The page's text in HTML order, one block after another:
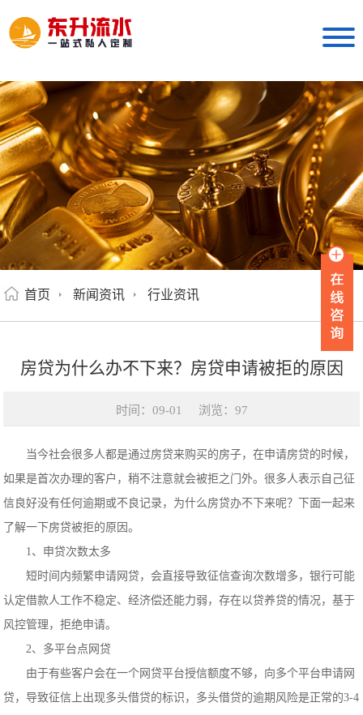
首页 新闻资讯 行业资讯
房贷为什么办不下来？房贷申请被拒的原因
时间：09-01 浏览：97
当今社会很多人都是通过房贷来购买的房子，在申请房贷的时候，
如果是首次办理的客户，稍不注意就会被拒之门外。很多人表示自己征
信良好没有任何逾期或不良记录，为什么房贷办不下来呢？下面一起来
了解一下房贷被拒的原因。
1、申贷次数太多
短时间内频繁申请网贷，会直接导致征信查询次数增多，银行可能
认定借款人工作不稳定、经济偿还能力弱，存在以贷养贷的情况，基于
风控管理，拒绝申请。
2、多平台点网贷
由于有些客户会在一个网贷平台授信额度不够，向多个平台申请网
贷，导致征信上出现多头借贷的标识，多头借贷的逾期风险是正常的3-4